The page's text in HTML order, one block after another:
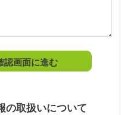
画面に進む
の取扱いについて